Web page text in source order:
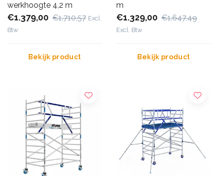
werkhoogte 4,2 m
€1.379,00 €1.710,57 Excl.
Btw
Bekijk product
m
€1.329,00 €1.647,49
Excl. Btw
Bekijk product